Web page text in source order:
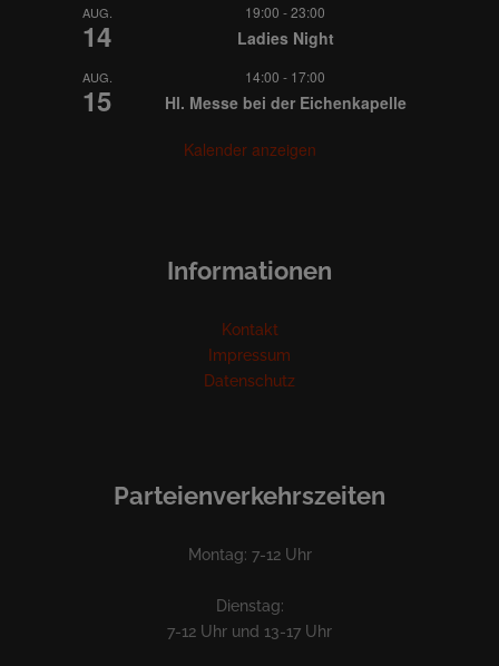
AUG.
14
19:00 -23:00
Ladies Night
AUG.
15
14:00 - 17:00
Hl. Messe bei der Eichenkapelle
Kalender anzeigen
Informationen
Kontakt
Impressum
Datenschutz
Parteienverkehrszeiten
Montag: 7-12 Uhr
Dienstag:
7-12 Uhr und 13-17 Uhr